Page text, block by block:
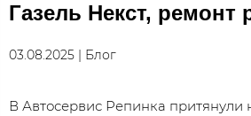
Газель Некст, ремонт
03.08.2025 | Блог
В Автосервис Репинка притянули